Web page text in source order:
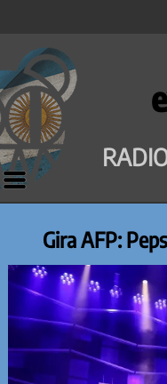
Saltar
al
contenido
Gira AFP: